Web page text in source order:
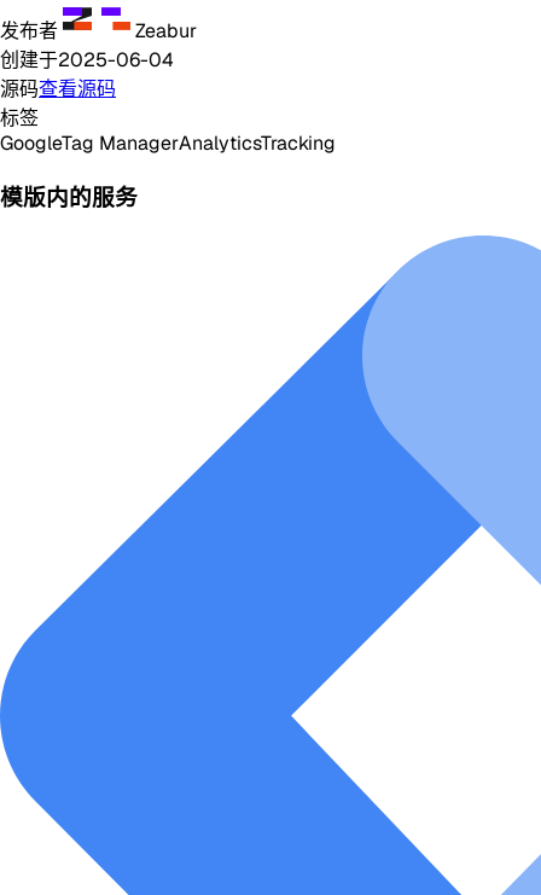
发布者
Zeabur
创建于2025-06-04
源码查看源码
标签
GoogleTag ManagerAnalyticsTracking
模版内的服务